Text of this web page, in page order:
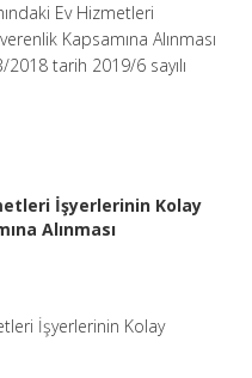
Ev Hizmetleri
Kapsamına Alınması
tarih 2019/6 sayılı
İşyerlerinin Kolay
Alınması
İşyerlerinin Kolay